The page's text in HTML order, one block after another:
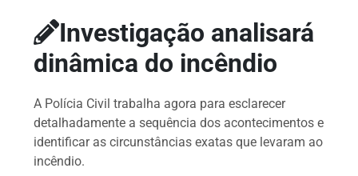
Investigação analisará
dinâmica do incêndio
A Polícia Civil trabalha agora para esclarecer
detalhadamente a sequência dos acontecimentos e
identificar as circunstâncias exatas que levaram ao
incêndio.